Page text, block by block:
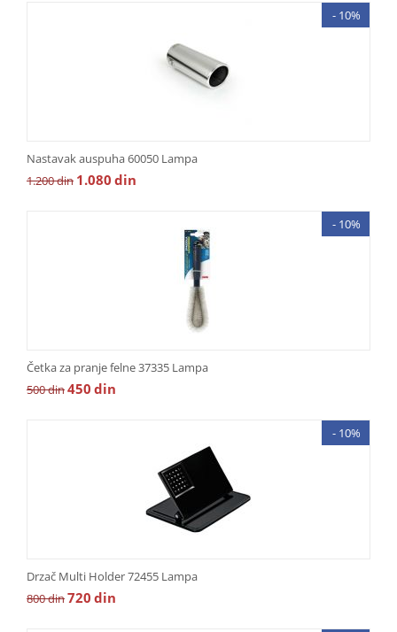
- 10%
Nastavak auspuha 60050 Lampa
1.200din 1.080 din
- 10%
Četka za pranje felne 37335 Lampa
500din450 din
- 10%
Drzač Multi Holder 72455 Lampa
800din720 din